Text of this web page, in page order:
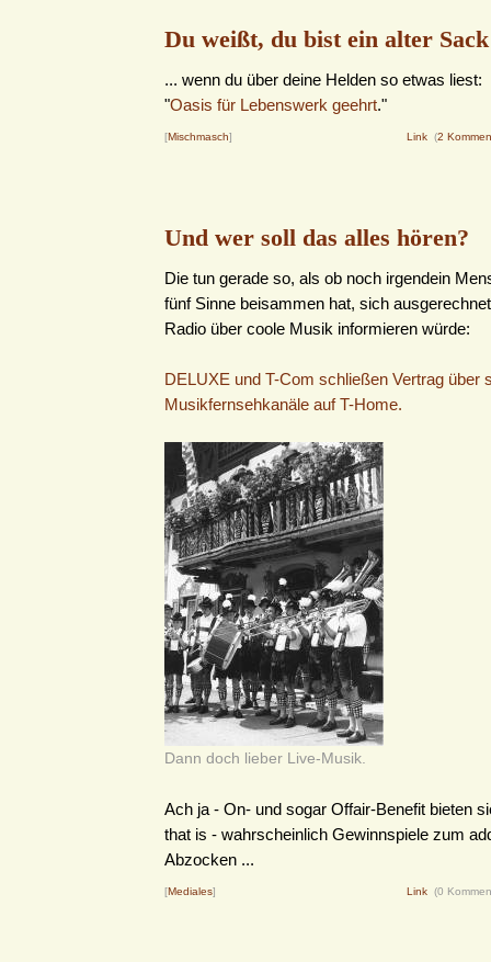
Du weißt, du bist ein alter
... wenn du über deine Helden so etwas liest:
"Oasis für Lebenswerk geehrt."
[Mischmasch] Link (2
Und wer soll das alles hören?
Die tun gerade so, als ob noch irgendein
fünf Sinne beisammen hat, sich
Radio über coole Musik informieren würde:
DELUXE und T-Com schließen Vertrag über
Musikfernsehkanäle auf T-Home.
Dann doch lieber Live-Musik.
Ach ja - On- und sogar Offair-Benefit bieten
that is - wahrscheinlich Gewinnspiele zum
Abzocken ...
[Mediales] Link (0